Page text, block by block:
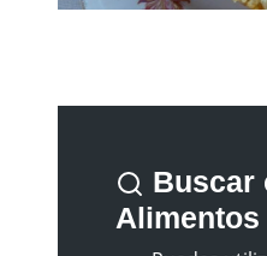
Buscar
Alimentos